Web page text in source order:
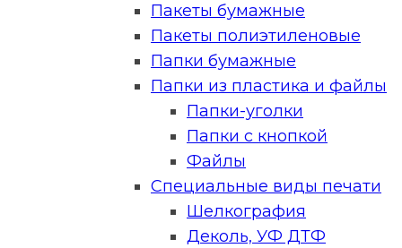
Пакеты бумажные
Пакеты полиэтиленовые
Папки бумажные
Папки из пластика и файлы
Папки-уголки
Папки с кнопкой
Файлы
Специальные виды печати
Шелкография
Деколь, УФ ДТФ